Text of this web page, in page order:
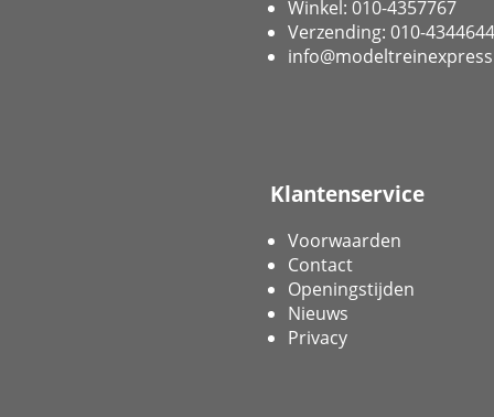
Winkel: 010-4357767
Verzending: 010-4344644
Klantenservice
Voorwaarden
Contact
Openingstijden
Nieuws
Privacy